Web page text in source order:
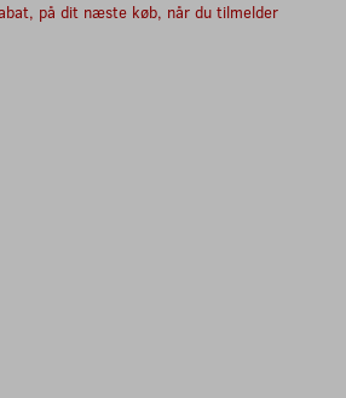
på dit næste køb, når du tilmelder